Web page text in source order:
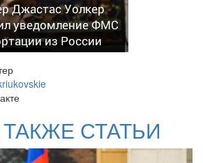
Джастас Уолкер
уведомление ФМС
из России
СТАТЬИ